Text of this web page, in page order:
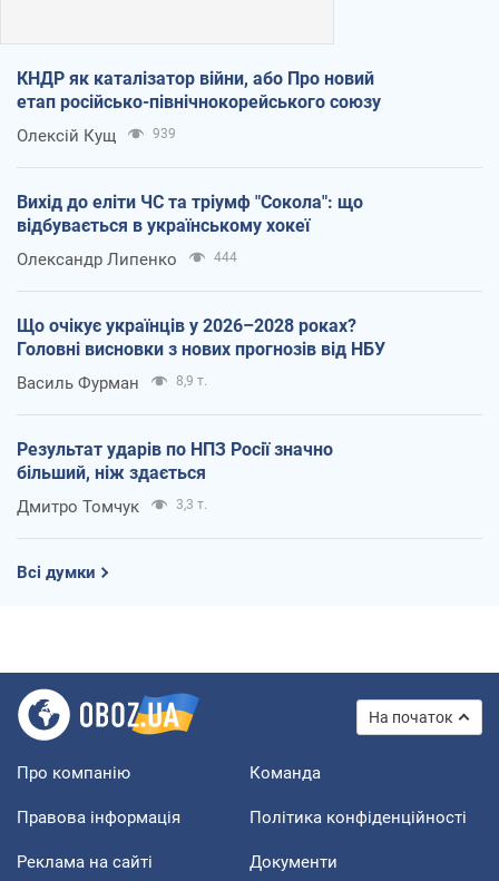
КНДР як каталізатор війни, або Про новий
етап російсько-північнокорейського союзу
Олексій Кущ 939
Вихід до еліти ЧС та тріумф "Сокола": що
відбувається в українському хокеї
Олександр Липенко 444
Що очікує українців у 2026–2028 роках?
Головні висновки з нових прогнозів від НБУ
Василь Фурман 8,9 т.
Результат ударів по НПЗ Росії значно
більший, ніж здається
Дмитро Томчук 3,3 т.
Всі думки
На початок
Про компанію Команда
Правова інформація Політика конфіденційності
Реклама на сайті Документи